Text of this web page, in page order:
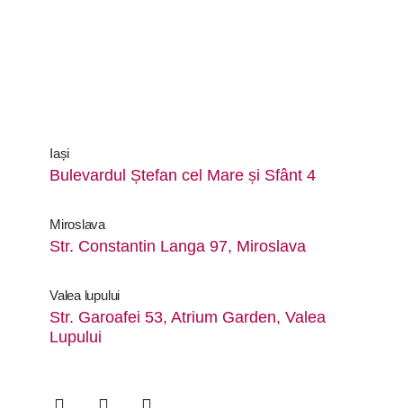
Iași
Bulevardul Ștefan cel Mare și Sfânt 4
Miroslava
Str. Constantin Langa 97, Miroslava
Valea lupului
Str. Garoafei 53, Atrium Garden, Valea
Lupului